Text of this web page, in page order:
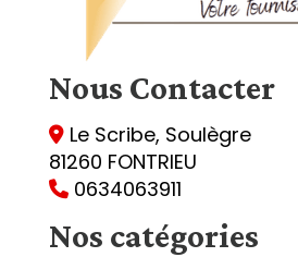
Nous Contacter
 Le Scribe, Soulègre
81260 FONTRIEU
 0634063911
Nos catégories